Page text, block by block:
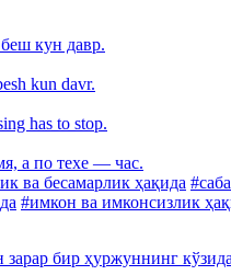
кун давр.
kun davr.
has to stop.
а по техе — час.
ва бесамарлик ҳақида
#имкон ва имконсизлик
бир ҳуржуннинг